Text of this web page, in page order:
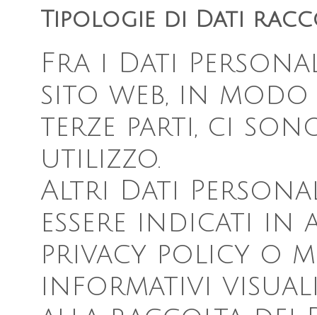
Tipologie di Dati
Fra i Dati
sito web, in
terze parti, ci
utilizzo.
Altri Dati
essere indicati in
privacy policy o
informativi